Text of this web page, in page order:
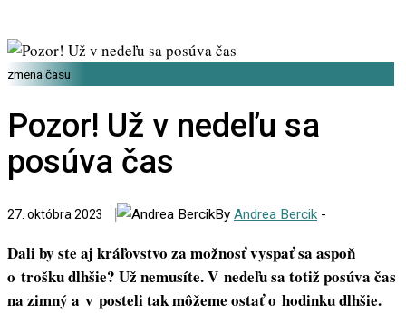
zmena času
Pozor! Už v nedeľu sa
posúva čas
27. októbra 2023 By Andrea Bercik -
Dali by ste aj kráľovstvo za možnosť vyspať sa aspoň
o trošku dlhšie? Už nemusíte. V nedeľu sa totiž posúva čas
na zimný a v posteli tak môžeme ostať o hodinku dlhšie.